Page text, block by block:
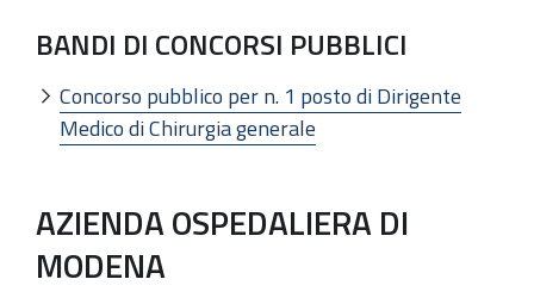
BANDI DI CONCORSI PUBBLICI
Concorso pubblico per n. 1 posto di Dirigente
Medico di Chirurgia generale
AZIENDA OSPEDALIERA DI
MODENA